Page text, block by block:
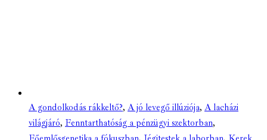
A gondolkodás rákkeltő?, A jó levegő illúziója, A lacházi
világjáró, Fenntarthatóság a pénzügyi szektorban,